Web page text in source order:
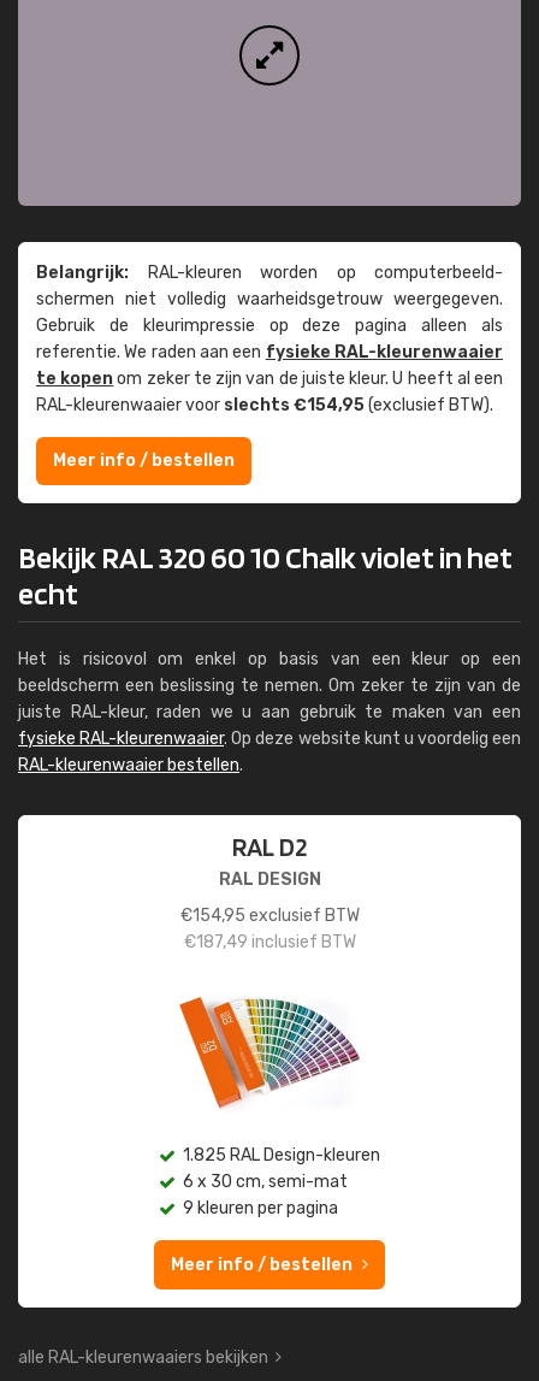
Belangrijk: RAL-kleuren worden op computer­beeld­
schermen niet volledig waarheids­­getrouw weer­gegeven.
Gebruik de kleur­impressie op deze pagina alleen als
referentie. We raden aan een fysieke RAL-kleuren­waaier
te kopenom zeker te zijn van de juiste kleur. U heeft al een
RAL-kleuren­waaier voor slechts €154,95(exclusief BTW).
Meer info / bestellen
Bekijk RAL 320 60 10 Chalk violet in het
echt
Het is risicovol om enkel op basis van een kleur op een
beeldscherm een beslissing te nemen. Om zeker te zijn van de
juiste RAL-kleur, raden we u aan gebruik te maken van een
fysieke RAL-kleurenwaaier. Op deze website kunt u voordelig een
RAL-kleurenwaaier bestellen.
RAL D2
RAL DESIGN
€154,95 exclusief BTW
€187,49 inclusief BTW
1.825 RAL Design-kleuren
6 x 30 cm, semi-mat
9 kleuren per pagina
Meer info / bestellen
alle RAL-kleurenwaaiers bekijken